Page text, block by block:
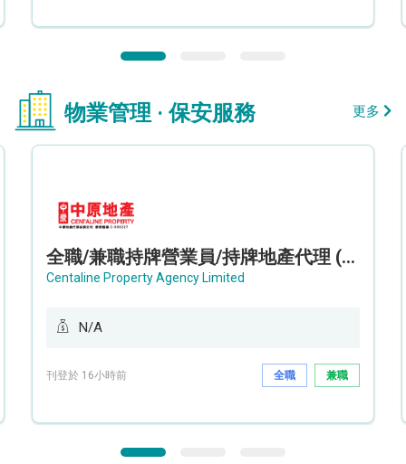
物業管理 · 保安服務 更多
全職/兼職持牌營業員/持牌地產代理 (長沙灣/將軍澳/油塘)
Centaline Property Agency Limited
N/A
刊登於 16小時前 全職 兼職